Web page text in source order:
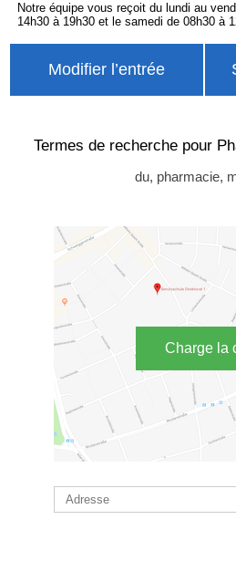
Notre équipe vous reçoit du lundi au
14h30 à 19h30 et le samedi de 08h30 à
Modifier l’entrée
Termes de recherche pour
du, pharmacie,
Charge la